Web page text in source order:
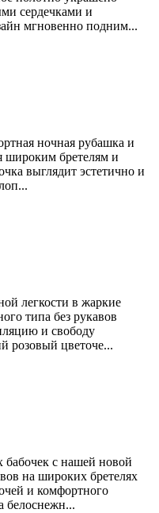
сердечками и
мгновенно подним...
ночная рубашка и
широким бретелям и
выглядит эстетично и
легкости в жаркие
типа без рукавов
и свободу
розовый цветоче...
бабочек с нашей новой
на широких бретелях
и комфортного
белоснежн...